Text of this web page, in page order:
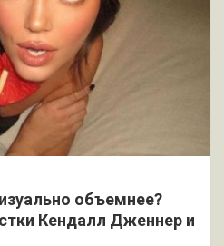
объемнее?
Кендалл Дженнер и